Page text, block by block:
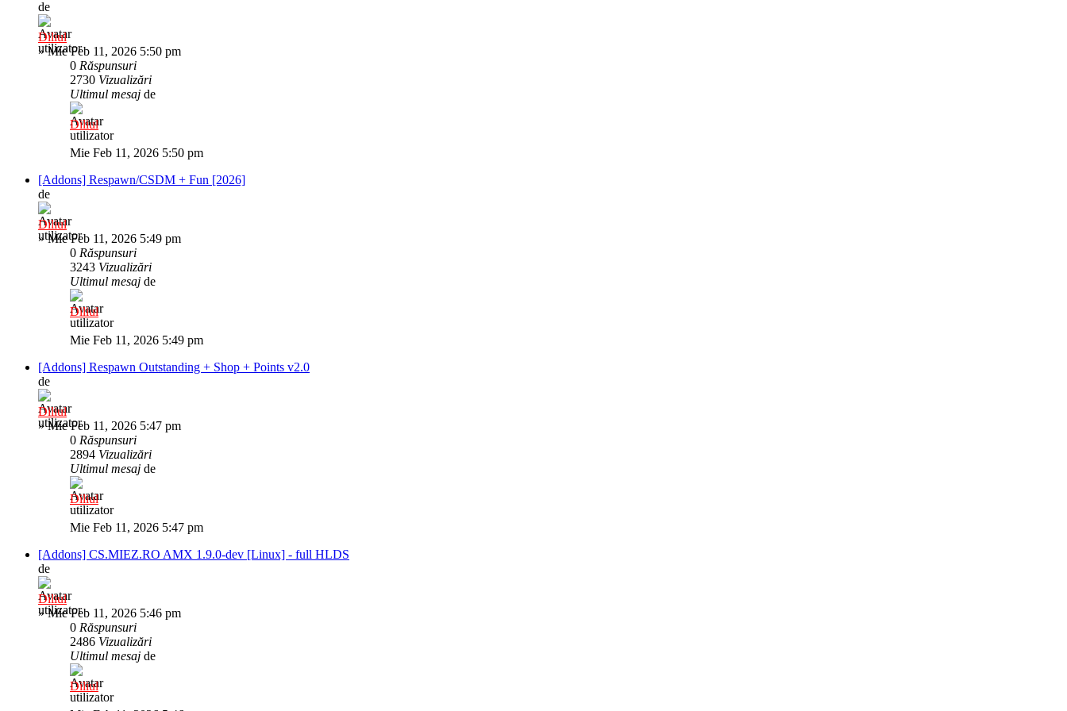
de
Diliul
»Mie Feb 11, 2026 5:50 pm
0 Răspunsuri
2730 Vizualizări
Ultimul mesaj de
Diliul
Mie Feb 11, 2026 5:50 pm
[Addons] Respawn/CSDM + Fun [2026]
de
Diliul
»Mie Feb 11, 2026 5:49 pm
0 Răspunsuri
3243 Vizualizări
Ultimul mesaj de
Diliul
Mie Feb 11, 2026 5:49 pm
[Addons] Respawn Outstanding + Shop + Points v2.0
de
Diliul
»Mie Feb 11, 2026 5:47 pm
0 Răspunsuri
2894 Vizualizări
Ultimul mesaj de
Diliul
Mie Feb 11, 2026 5:47 pm
[Addons] CS.MIEZ.RO AMX 1.9.0-dev [Linux] - full HLDS
de
Diliul
»Mie Feb 11, 2026 5:46 pm
0 Răspunsuri
2486 Vizualizări
Ultimul mesaj de
Diliul